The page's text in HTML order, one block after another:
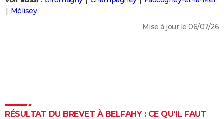
Destinations
City break
Voyage nature
Voyage de noces
Forum
Climat
PHOTO
Dictionnaire
Biographies
Citations
Expressions
Proverbes
PROGRAMME TV
Mélisey
Mise à jour le 06/07/26
RÉSULTAT DU BREVET À BELFAHY : CE QU'IL FAUT